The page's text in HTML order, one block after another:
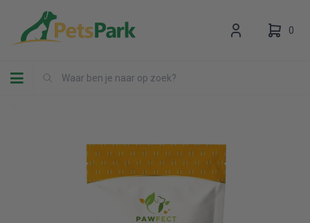
Toggle navigation
0
Uw winkelwagen is leeg.
Vul hem met producten.